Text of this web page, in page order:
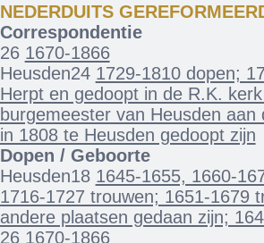
NEDERDUITS
Correspondentie
26 1670-1866
Heusden24 1729-1810 dopen;
Herpt en gedoopt in de R.K.
burgemeester van Heusden
in 1808 te Heusden gedoopt zijn
Dopen / Geboorte
Heusden18 1645-1655, 1660-
1716-1727 trouwen; 1651-1679
andere plaatsen gedaan zijn;
26 1670-1866